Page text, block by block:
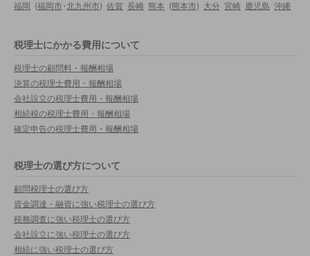
福岡 (福岡市・北九州市) 佐賀 長崎 熊本 (熊本市) 大分 宮崎 鹿児島 沖縄
税理士にかかる費用について
税理士の顧問料・報酬相場
決算の税理士費用・報酬相場
会社設立の税理士費用・報酬相場
相続税の税理士費用・報酬相場
確定申告の税理士費用・報酬相場
税理士の選び方について
顧問税理士の選び方
資金調達・融資に強い税理士の選び方
税務調査に強い税理士の選び方
会社設立に強い税理士の選び方
相続に強い税理士の選び方